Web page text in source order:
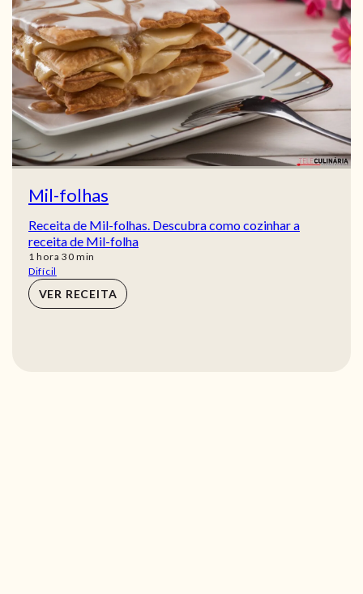
Mil-folhas
Receita de Mil-folhas. Descubra como cozinhar a
receita de Mil-folha
1 hora
hora 30min
min
Difícil
VER RECEITA